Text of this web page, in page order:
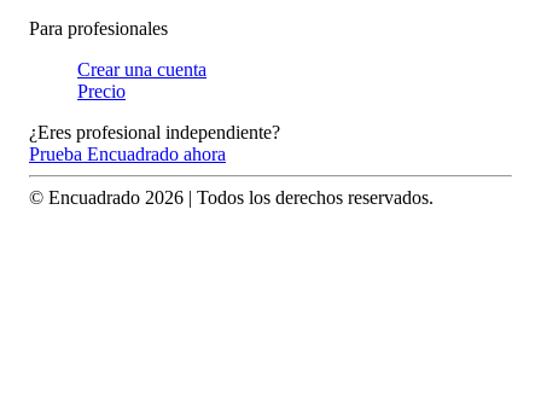
Para profesionales
Crear una cuenta
Precio
¿Eres profesional independiente?
Prueba Encuadrado ahora
© Encuadrado 2026 | Todos los derechos reservados.